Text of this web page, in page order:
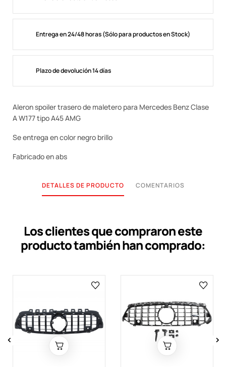
Entrega en 24/48 horas (Sólo para productos en Stock)
Plazo de devolución 14 días
Aleron spoiler trasero de maletero para Mercedes Benz Clase
A W177 tipo A45 AMG
Se entrega en color negro brillo
Fabricado en abs
DETALLES DE PRODUCTO COMENTARIOS
Los clientes que compraron este
producto también han comprado: